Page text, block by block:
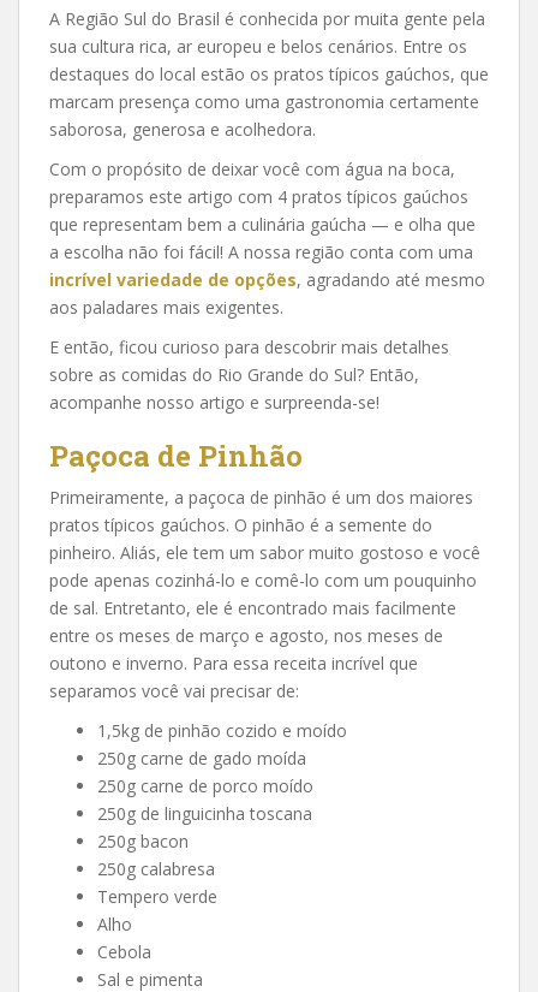
A Região Sul do Brasil é conhecida por muita gente pela
sua cultura rica, ar europeu e belos cenários. Entre os
destaques do local estão os pratos típicos gaúchos, que
marcam presença como uma gastronomia certamente
saborosa, generosa e acolhedora.
Com o propósito de deixar você com água na boca,
preparamos este artigo com 4 pratos típicos gaúchos
que representam bem a culinária gaúcha — e olha que
a escolha não foi fácil! A nossa região conta com uma
incrível variedade de opções, agradando até mesmo
aos paladares mais exigentes.
E então, ficou curioso para descobrir mais detalhes
sobre as comidas do Rio Grande do Sul? Então,
acompanhe nosso artigo e surpreenda-se!
Paçoca de Pinhão
Primeiramente, a paçoca de pinhão é um dos maiores
pratos típicos gaúchos. O pinhão é a semente do
pinheiro. Aliás, ele tem um sabor muito gostoso e você
pode apenas cozinhá-lo e comê-lo com um pouquinho
de sal. Entretanto, ele é encontrado mais facilmente
entre os meses de março e agosto, nos meses de
outono e inverno. Para essa receita incrível que
separamos você vai precisar de:
1,5kg de pinhão cozido e moído
250g carne de gado moída
250g carne de porco moído
250g de linguicinha toscana
250g bacon
250g calabresa
Tempero verde
Alho
Cebola
Sal e pimenta